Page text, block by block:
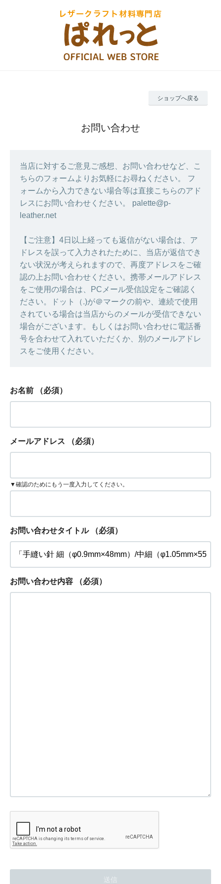
ショップへ戻る
お問い合わせ
当店に対するご意見ご感想、お問い合わせなど、こ
ちらのフォームよりお気軽にお尋ねください。 フ
ォームから入力できない場合等は直接こちらのアド
レスにお問い合わせください。 palette@p-
leather.net
【ご注意】4日以上経っても返信がない場合は、ア
ドレスを誤って入力されたために、当店が返信でき
ない状況が考えられますので、再度アドレスをご確
認の上お問い合わせください。携帯メールアドレス
をご使用の場合は、PCメール受信設定をご確認く
ださい。ドット（.)が＠マークの前や、連続で使用
されている場合は当店からのメールが受信できない
場合がございます。もしくはお問い合わせに電話番
号を合わせて入れていただくか、別のメールアドレ
スをご使用ください。
お名前 （必須）
メールアドレス （必須）
▼確認のためにもう一度入力してください。
お問い合わせタイトル （必須）
お問い合わせ内容 （必須）